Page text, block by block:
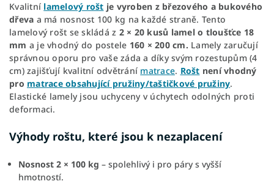
Kvalitní lamelový rošt je vyroben z březového a bukového
dřeva a má nosnost 100 kg na každé straně. Tento
lamelový rošt se skládá z 2 × 20 kusů lamel o tloušťce 18
mm a je vhodný do postele 160 × 200 cm. Lamely zaručují
správnou oporu pro vaše záda a díky svým rozestupům (4
cm) zajišťují kvalitní odvětrání matrace. Rošt není vhodný
pro matrace obsahující pružiny/taštičkové pružiny.
Elastické lamely jsou uchyceny v úchytech odolných proti
deformaci.
Výhody roštu, které jsou k nezaplacení
Nosnost 2 × 100 kg – spolehlivý i pro páry s vyšší
hmotností.